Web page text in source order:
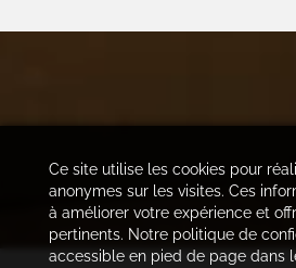
Ce site utilise les cookies pour
anonymes sur les visites. Ces
à améliorer votre expérience et
pertinents. Notre politique de
accessible en pied de page dans